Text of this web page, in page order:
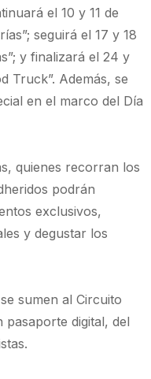
el 10 y 11 de
seguirá el 17 y 18
y finalizará el 24 y
Truck”. Además, se
en el marco del Día
quienes recorran los
podrán
exclusivos,
y degustar los
sumen al Circuito
digital, del